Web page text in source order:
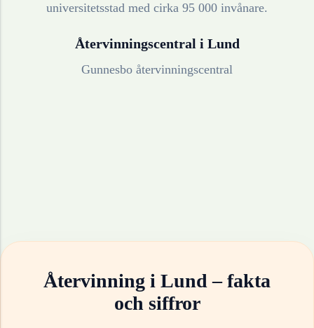
universitetsstad med cirka 95 000 invånare.
Återvinningscentral i Lund
Gunnesbo återvinningscentral
Återvinning i Lund– fakta
och siffror